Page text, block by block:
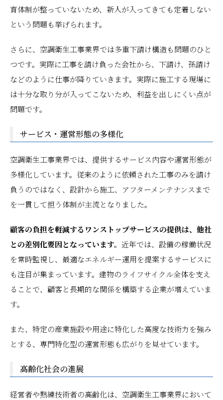
育体制が整っていないため、新人が入ってきても定着しない
という問題も挙げられます。
さらに、空調衛生工事業界では多重下請け構造も問題のひと
つです。実際に工事を請け負った会社から、下請け、孫請け
などのように仕事が降りていきます。実際に施工する現場に
は十分な取り分が入ってこないため、利益を出しにくい点が
問題です。
サービス・運営形態の多様化
空調衛生工事業界では、提供するサービス内容や運営形態が
多様化しています。従来のように依頼された工事のみを請け
負うのではなく、設計から施工、アフターメンテナンスまで
を一貫して担う体制が主流となりました。
顧客の負担を軽減するワンストップサービスの提供は、他社
との差別化要因となっています。 近年では、設備の稼働状況
を常時監視し、最適なエネルギー運用を提案するサービスに
も注目が集まっています。建物のライフサイクル全体を支え
ることで、顧客と長期的な関係を構築する企業が増えていま
す。
また、特定の産業施設や用途に特化した高度な技術力を強み
とする、専門特化型の運営形態も広がりを見せています。
高齢化社会の進展
経営者や熟練技術者の高齢化は、空調衛生工事業界において